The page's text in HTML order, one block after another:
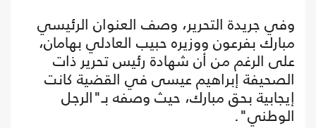
وفي جريدة التحرير، وصف العنوان الرئيسي
مبارك بفرعون ووزيره حبيب العادلي بهامان،
على الرغم من أن شهادة رئيس تحرير ذات
الصحيفة إبراهيم عيسى في القضية كانت
إيجابية بحق مبارك، حيث وصفه بـ"الرجل
الوطني".